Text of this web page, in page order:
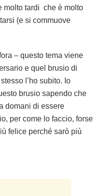
molto tardi che è molto
(e si commuove
– questo tema viene
e quel brusio di
l’ho subito. Io
brusio sapendo che
domani di essere
per come lo faccio, forse
felice perché sarò più